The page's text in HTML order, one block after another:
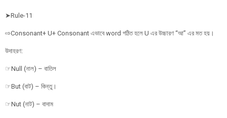
➤Rule-11
⇨Consonant+ U+ Consonant এভাবে word গঠিত হলে U এর উচ্চারণ “আ” এর মত হয়।
উদাহরণ:
☞Null (নাল) – বাতিল
☞But (বাট) – কিন্তু।
☞Nut (নাট) – বাদাম